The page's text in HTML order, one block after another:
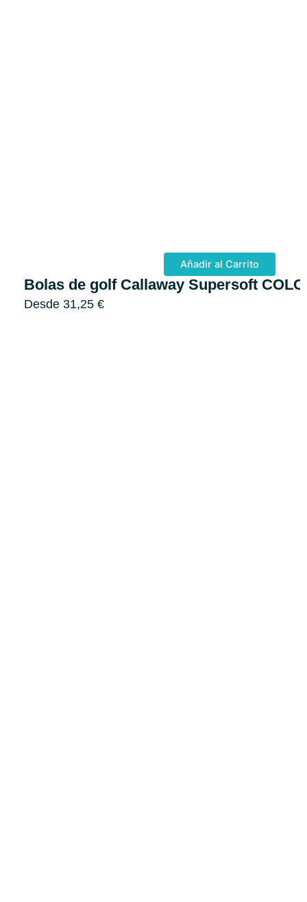
Añadir al Carrito
Bolas de golf Callaway Supersoft
Desde 31,25 €